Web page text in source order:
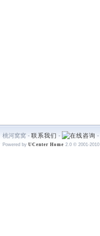
桃河窝窝 - 联系我们 - -
Powered by UCenter Home 2.0 © 2001-2010